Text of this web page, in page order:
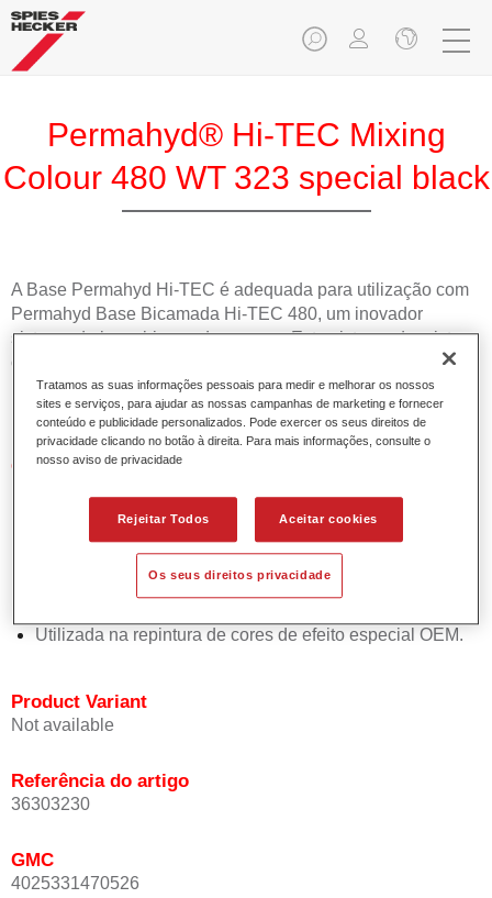
Permahyd® Hi-TEC Mixing
Colour 480 WT 323 special black
A Base Permahyd Hi-TEC é adequada para utilização com
Permahyd Base Bicamada Hi-TEC 480, um inovador
sistema de base bicamada aquosa. Este sistema de mistura
contém todas as cores lisas e de efeito necessárias para a
repintura de alta qualidade de veículos automóveis de
passageiros.
Características do produto
Oferece uma precisão de cor excepcional mesmo com
orientação de efeito.
Promove tempos de processo curtos.
Permite um disfarce fácil e fiável.
Utilizada na repintura de cores de efeito especial OEM.
Product Variant
Not available
Referência do artigo
36303230
GMC
4025331470526
Tratamos as suas informações pessoais para medir e melhorar os nossos
sites e serviços, para ajudar as nossas campanhas de marketing e fornecer
conteúdo e publicidade personalizados. Pode exercer os seus direitos de
privacidade clicando no botão à direita. Para mais informações, consulte o
nosso aviso de privacidade
Rejeitar Todos Aceitar cookies
Os seus direitos privacidade